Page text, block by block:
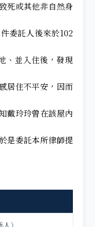
死或其他非自然身
委託人後來於102
、並入住後，發現
居住不平安，因而
戴玲玲曾在該屋內
是委託本所律師提
）